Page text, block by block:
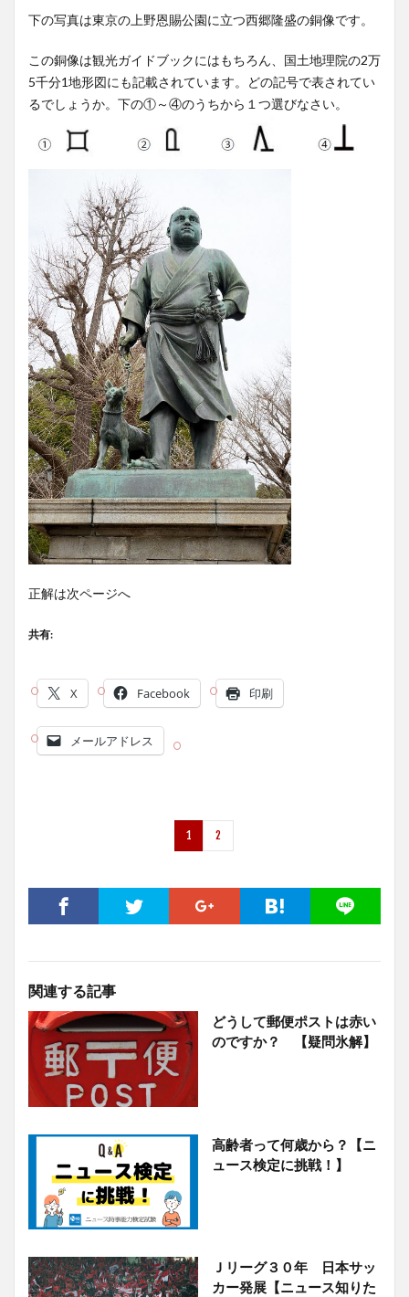
下の写真は東京の上野恩賜公園に立つ西郷隆盛の銅像です。
この銅像は観光ガイドブックにはもちろん、国土地理院の2万
5千分1地形図にも記載されています。どの記号で表されてい
るでしょうか。下の①～④のうちから１つ選びなさい。
正解は次ページへ
共有:
X Facebook 印刷
メールアドレス
1 2
関連する記事
どうして郵便ポストは赤い
のですか？ 【疑問氷解】
高齢者って何歳から？【ニ
ュース検定に挑戦！】
Ｊリーグ３０年 日本サッ
カー発展【ニュース知りた